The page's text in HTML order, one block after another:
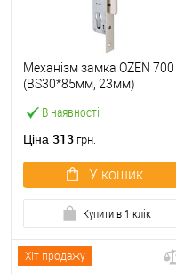
В наявності
Механізм замка OZEN 700
(BS30*85мм, 23мм)
Ціна 313 грн.
У кошик
Купити в 1 клік
Хіт продажу